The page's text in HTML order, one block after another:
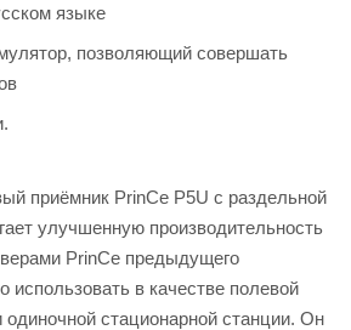
языке
позволяющий совершать
приёмник PrinCe P5U с раздельной
улучшенную производительность
PrinCe предыдущего
использовать в качестве полевой
одиночной стационарной станции. Он